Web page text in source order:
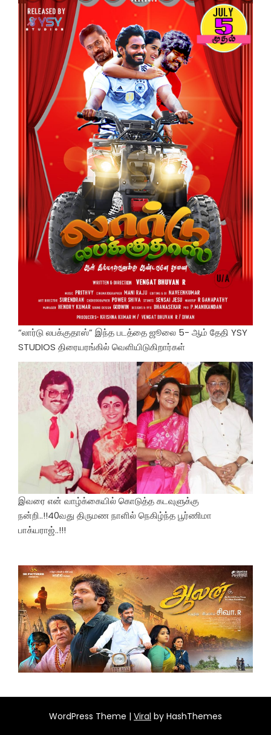
“லார்டு லபக்குதாஸ்” இந்த படத்தை ஜூலை 5- ஆம் தேதி YSY
STUDIOS திரையரங்கில் வெளியிடுகிறார்கள்
இவரை என் வாழ்க்கையில் கொடுத்த கடவுளுக்கு
நன்றி..!!40வது திருமண நாளில் நெகிழ்ந்த பூர்ணிமா
பாக்யராஜ்..!!!
WordPress Theme | Viral by HashThemes